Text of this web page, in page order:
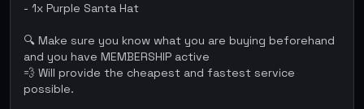
- 1x Purple Santa Hat
🔍 Make sure you know what you are buying beforehand
and you have MEMBERSHIP active
💨 Will provide the cheapest and fastest service
possible.